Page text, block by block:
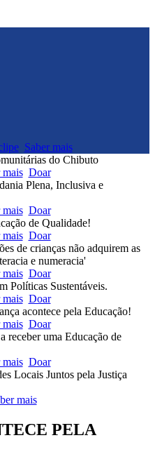
Saber mais
do Chibuto
mais Doar
Plena, Inclusiva e
mais Doar
de Qualidade!
mais Doar
de crianças não adquirem as
e numeracia'
mais Doar
Políticas Sustentáveis.
mais Doar
acontece pela Educação!
mais Doar
receber uma Educação de
mais Doar
Locais Juntos pela Justiça
mais
PELA